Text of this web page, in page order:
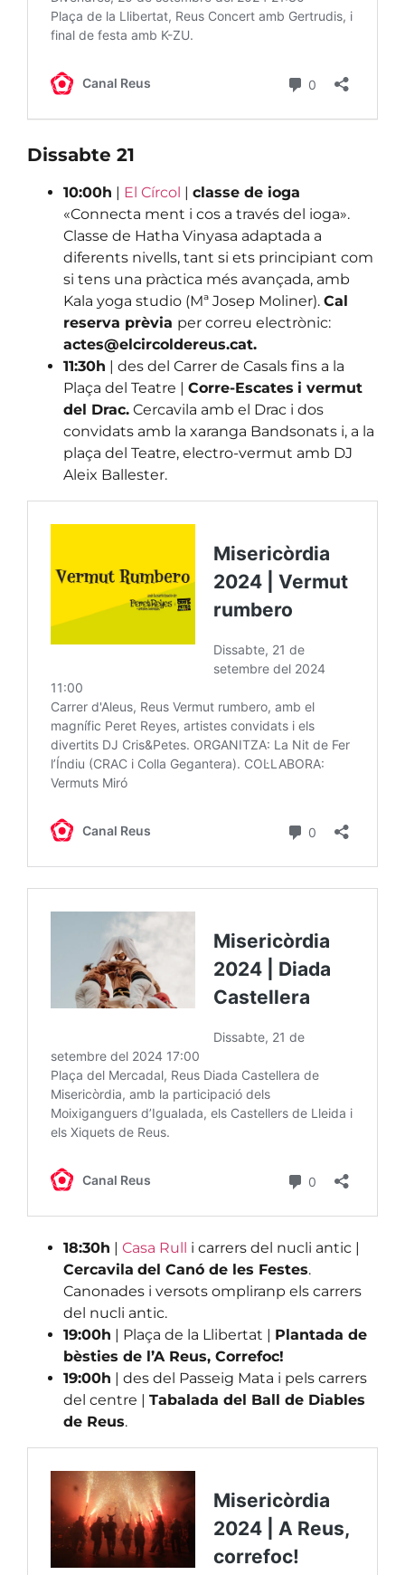
Dissabte 21
10:00h | El Círcol | classe de ioga
«Connecta ment i cos a través del ioga».
Classe de Hatha Vinyasa adaptada a
diferents nivells, tant si ets principiant com
si tens una pràctica més avançada, amb
Kala yoga studio (Mª Josep Moliner). Cal
reserva prèvia per correu electrònic:
actes@elcircoldereus.cat.
11:30h | des del Carrer de Casals fins a la
Plaça del Teatre | Corre-Escates i vermut
del Drac. Cercavila amb el Drac i dos
convidats amb la xaranga Bandsonats i, a la
plaça del Teatre, electro-vermut amb DJ
Aleix Ballester.
18:30h | Casa Rull i carrers del nucli antic |
Cercavila del Canó de les Festes.
Canonades i versots ompliranp els carrers
del nucli antic.
19:00h | Plaça de la Llibertat | Plantada de
bèsties de l’A Reus, Correfoc!
19:00h | des del Passeig Mata i pels carrers
del centre | Tabalada del Ball de Diables
de Reus.